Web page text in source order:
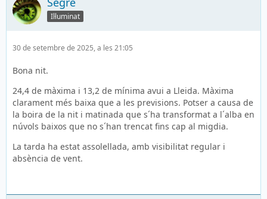
Il·luminat
30 de setembre de 2025, a les 21:05
Bona nit.
24,4 de màxima i 13,2 de mínima avui a Lleida. Màxima
clarament més baixa que a les previsions. Potser a causa de
la boira de la nit i matinada que s´ha transformat a l´alba en
núvols baixos que no s´han trencat fins cap al migdia.
La tarda ha estat assolellada, amb visibilitat regular i
absència de vent.